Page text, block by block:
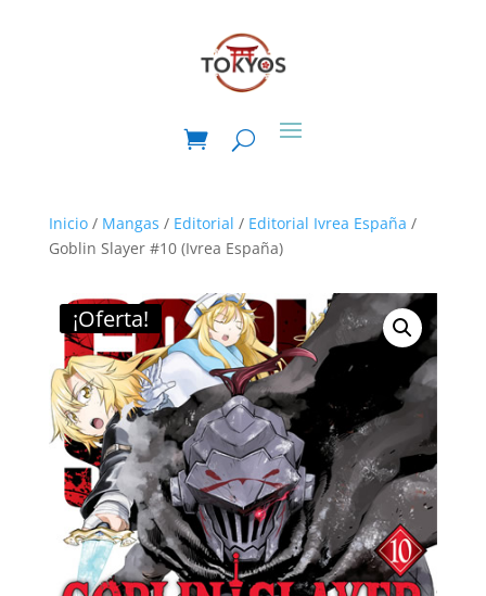
Inicio/ Mangas / Editorial / Editorial Ivrea España /
Goblin Slayer #10 (Ivrea España)
¡Oferta!